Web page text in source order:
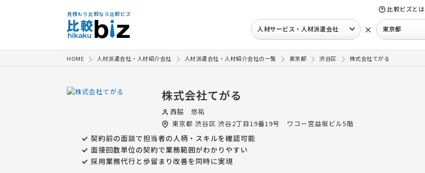
見積もり比較なら比較ビズ
比較ビズとは
人材サービス・人材派遣会社 × 東京都
HOME 人材派遣会社・人材紹介会社 人材派遣会社・人材紹介会社の一覧 東京都 渋谷区 株式会社てがる
株式会社てがる
西脇 悠祐
東京都 渋谷区 渋谷2丁目19番19号 ワコー宮益坂ビル5階
契約前の面談で担当者の人柄・スキルを確認可能
面接回数単位の契約で業務範囲がわかりやすい
採用業務代行と歩留まり改善を同時に実現